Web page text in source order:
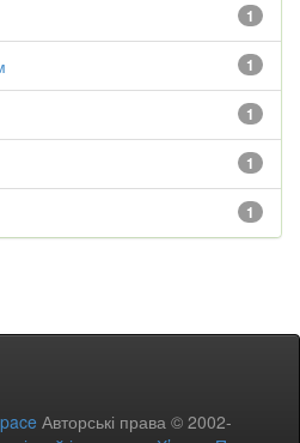
1
1
1
1
1
Авторські права © 2002-